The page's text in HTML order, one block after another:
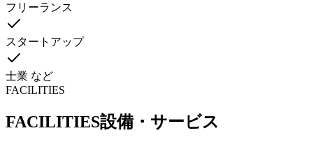
フリーランス
スタートアップ
士業 など
FACILITIES
FACILITIES設備・サービス